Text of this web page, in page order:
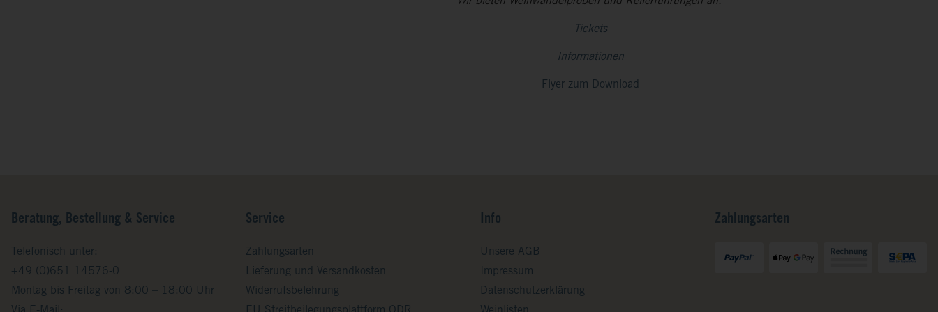
Tickets
Informationen
Flyer zum Download
Beratung, Bestellung & Service
Telefonisch unter:
+49 (0)651 14576-0
Montag bis Freitag von 8:00 – 18:00 Uhr
Service
Zahlungsarten
Lieferung und Versandkosten
Widerrufsbelehrung
Info
Unsere AGB
Impressum
Datenschutzerklärung
Zahlungsarten